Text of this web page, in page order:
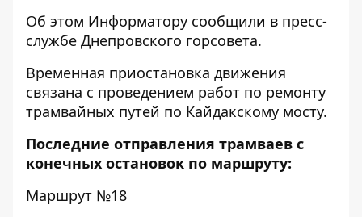
Об этом Информатору сообщили в пресс-
службе Днепровского горсовета.
Временная приостановка движения
связана с проведением работ по ремонту
трамвайных путей по Кайдакскому мосту.
Последние отправления трамваев с
конечных остановок по маршруту:
Маршрут №18